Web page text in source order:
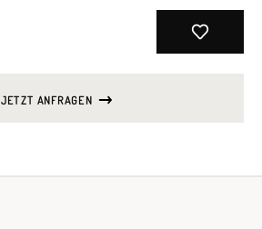
JETZT ANFRAGEN